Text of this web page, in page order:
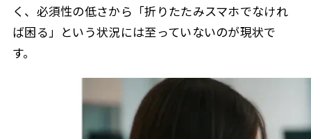
く、必須性の低さから「折りたたみスマホでなけれ
ば困る」という状況には至っていないのが現状で
す。